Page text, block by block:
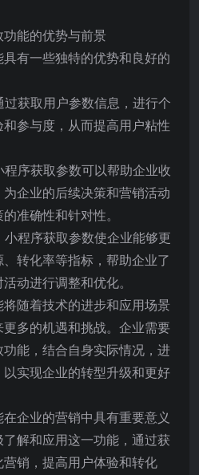
能的优势与前景
有一些独特的优势和良好的
获取用户参数信息，进行个
参与度，从而提高用户粘性
序获取参数可以帮助企业收
企业的后续决策和营销活动
准确性和针对性。
程序获取参数使企业能够更
转化率等指标，帮助企业了
动进行调整和优化。
随着技术的进步和应用场景
多的机遇和挑战。企业需要
能，结合自身实际情况，进
实现企业的转型升级和更好
企业的营销中具有重要意义
解和应用这一功能，通过获
销，提高用户体验和转化